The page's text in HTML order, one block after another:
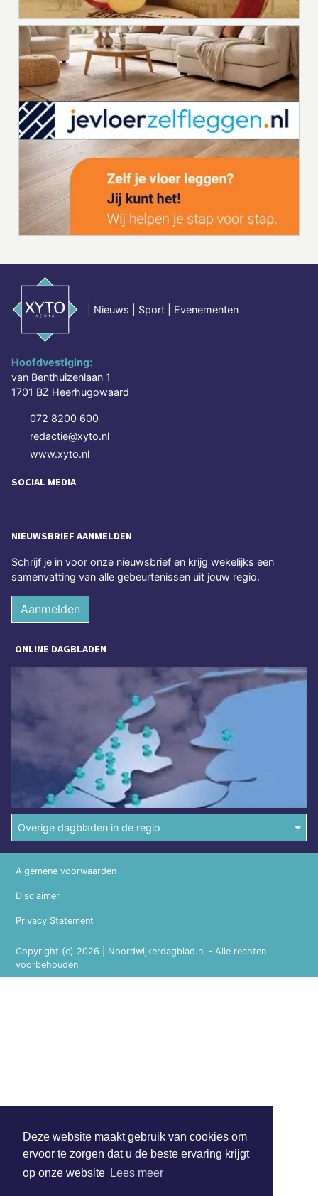
Deze website maakt gebruik van cookies om
ervoor te zorgen dat u de beste ervaring krijgt
op onze website Lees meer
Nieuws | Sport | Evenementen
Hoofdvestiging:
van Benthuizenlaan 1
1701 BZ Heerhugowaard
072 8200 600
redactie@xyto.nl
www.xyto.nl
SOCIAL MEDIA
NIEUWSBRIEF AANMELDEN
Schrijf je in voor onze nieuwsbrief en krijg wekelijks een
samenvatting van alle gebeurtenissen uit jouw regio.
Aanmelden
ONLINE DAGBLADEN
Overige dagbladen in de regio
Copyright (c) 2026 | Noordwijkerdagblad.nl - Alle rechten
voorbehouden
Algemene voorwaarden
Disclaimer
Privacy Statement